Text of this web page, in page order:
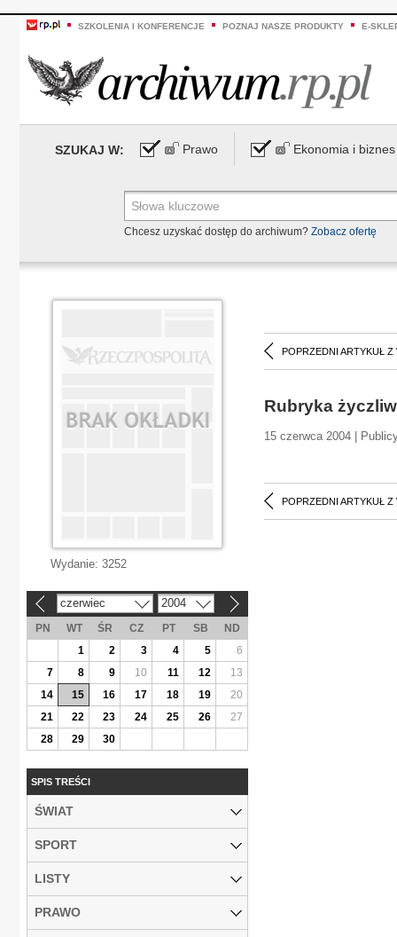
SZKOLENIA I KONFERENCJE POZNAJ NASZE PRODUKTY E-
SZUKAJ W: Prawo Ekonomia i biznes
Chcesz uzyskać dostęp do archiwum? Zobacz ofertę
POPRZEDNI ARTYKUŁ Z
Rubryka
15 czerwca 2004 |
POPRZEDNI ARTYKUŁ Z
Wydanie: 3252
czerwiec 2004
PN WT ŚR CZ PT SB
ND
1
2 3 4 5
6
7
8 9 10 11 12
13
14
15 16 17 18 19
20
21
22 23 24 25 26
27
28
29 30
SPIS TREŚCI
ŚWIAT
SPORT
LISTY
PRAWO